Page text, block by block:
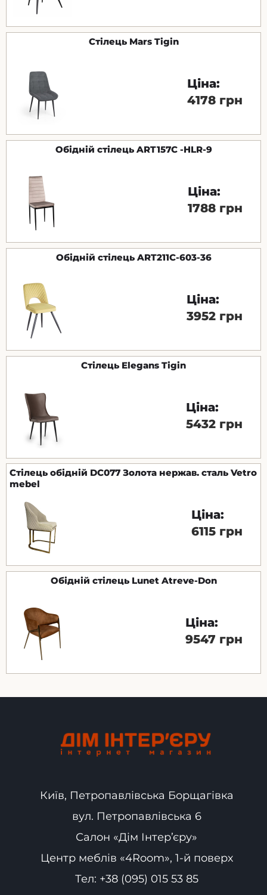
Стілець Mars Tigin
Ціна:
4178 грн
Обідній стілець ART157C -HLR-9
Ціна:
1788 грн
Обідній стілець ART211C-603-36
Ціна:
3952 грн
Стілець Elegans Tigin
Ціна:
5432 грн
Стілець обідній DC077 Золота нержав. сталь Vetro
mebel
Ціна:
6115 грн
Обідній стілець Lunet Atreve-Don
Ціна:
9547 грн
Київ, Петропавлівська Борщагівка
вул. Петропавлівська 6
Салон «Дім Інтер’єру»
Центр меблів «4Room», 1-й поверх
Тел: +38 (095) 015 53 85